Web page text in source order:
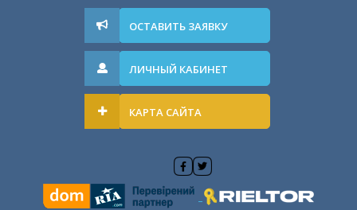
ОСТАВИТЬ ЗАЯВКУ
ЛИЧНЫЙ КАБИНЕТ
КАРТА САЙТА